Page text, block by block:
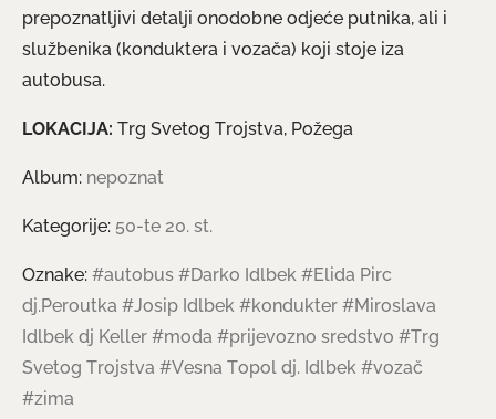
prepoznatljivi detalji onodobne odjeće putnika, ali i
službenika (konduktera i vozača) koji stoje iza
autobusa.
LOKACIJA: Trg Svetog Trojstva, Požega
Album: nepoznat
Kategorije: 50-te 20. st.
Oznake: #autobus #Darko Idlbek #Elida Pirc
dj.Peroutka #Josip Idlbek #kondukter #Miroslava
Idlbek dj Keller #moda #prijevozno sredstvo #Trg
Svetog Trojstva #Vesna Topol dj. Idlbek #vozač
#zima